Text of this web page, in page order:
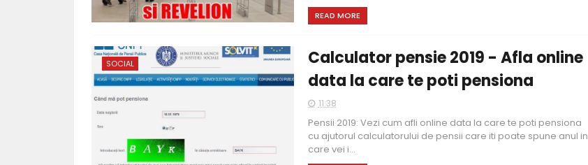
READ MORE
SOCIAL
Calculator pensie 2019 - Afla online
data la care te poti pensiona
11:38
Pensii 2019: Vezi cum afli online data la care te poti pensiona
cu ajutorul calculatorului de pensii care iti poate spune anul in
care vei i...